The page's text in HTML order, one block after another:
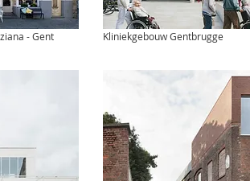
- Gent Kliniekgebouw Gentbrugge